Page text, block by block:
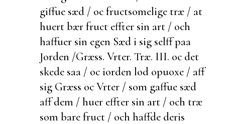
giffue sæd / oc fructsomelige træ / at
huert bær fruct effter sin art / och
haffuer sin egen Sæd i sig selff paa
Jorden /Græss. Vrter. Træ. III. oc det
skede saa / oc iorden lod opuoxe / aff
sig Græss oc Vrter / som gaffue sæd
aff dem / huer effter sin art / och træ
som bare fruct / och haffde deris